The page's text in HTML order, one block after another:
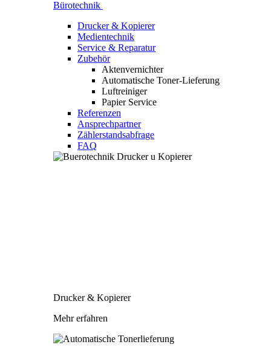
Bürotechnik
Drucker & Kopierer
Medientechnik
Service & Reparatur
Zubehör
Aktenvernichter
Automatische Toner-Lieferung
Luftreiniger
Papier Service
Referenzen
Ansprechpartner
Zählerstandsabfrage
FAQ
Drucker & Kopierer
Mehr erfahren